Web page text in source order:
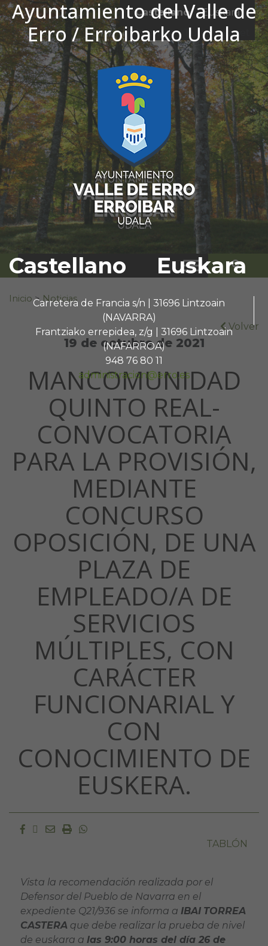
Ayuntamiento del Valle de
Erro / Erroibarko Udala
Castellano Euskara
Carretera de Francia s/n | 31696 Lintzoain
(NAVARRA)
Frantziako errepidea, z/g | 31696 Lintzoain
(NAFARROA)
948 76 80 11
administracion@erro.es
Ir al contenido
Castellano
Euskara
El tiempo - Tutiempo.net
Buscar:
Inicio > Noticias
Volver
19 de octubre de 2021
MANCOMUNIDAD
QUINTO REAL-
CONVOCATORIA
PARA LA PROVISIÓN,
MEDIANTE
CONCURSO
OPOSICIÓN, DE UNA
PLAZA DE
EMPLEADO/A DE
SERVICIOS
MÚLTIPLES, CON
CARÁCTER
FUNCIONARIAL Y
CON
CONOCIMIENTO DE
EUSKERA.
Facebook
Twitter
EmailImprimir
Whatsapp
TABLÓN
Vista la recomendación realizada por el
Defensor del Pueblo de Navarra en el
expediente Q21/936 se informa a IBAI TORREA
CASTERA que debe realizar la prueba de nivel
de euskara a las 9:00 horas del día 26 de